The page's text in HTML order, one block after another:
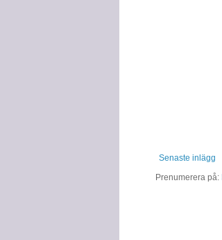
Senaste inlägg
Prenumerera på: